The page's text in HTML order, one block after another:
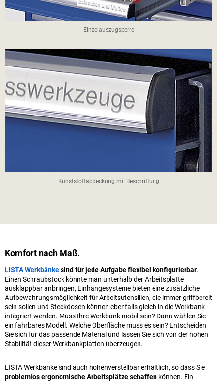
Einzelauszugsperre
Kunststoffabdeckung mit Beschriftung
Komfort nach Maß.
LISTA Werkbänkesind für jede Aufgabe flexibel konfigurierbar.
Einen Schraubstock könnte man unterhalb der Arbeitsplatte
ausklappbar anbringen, Einhängesysteme bieten eine zusätzliche
Aufbewahrungsmöglichkeit für Arbeitsutensilien, die immer griffbereit
sein sollen und Steckdosen können ebenfalls gleich in die Werkbank
integriert werden. Muss Ihre Werkbank mobil sein? Dann wählen Sie
ein fahrbares Modell. Welche Oberfläche muss es sein? Entscheiden
Sie sich für das passende Material und lassen Sie sich von der hohen
Stabilität dieser Werkbankplatten überzeugen.
LISTA Werkbänke sind auch höhenverstellbar erhältlich, so dass Sie
problemlos ergonomische Arbeitsplätze schaffen können. Ein